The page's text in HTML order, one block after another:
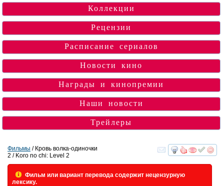
Коллекции
Рецензии
Расписание сериалов
Новости кино
Награды и кинопремии
Наши новости
Трейлеры
смотреть
Фильмы / Кровь волка-одиночки
2 / Koro no chi: Level 2
Фильм или вариант перевода содержит нецензурную
лексику.